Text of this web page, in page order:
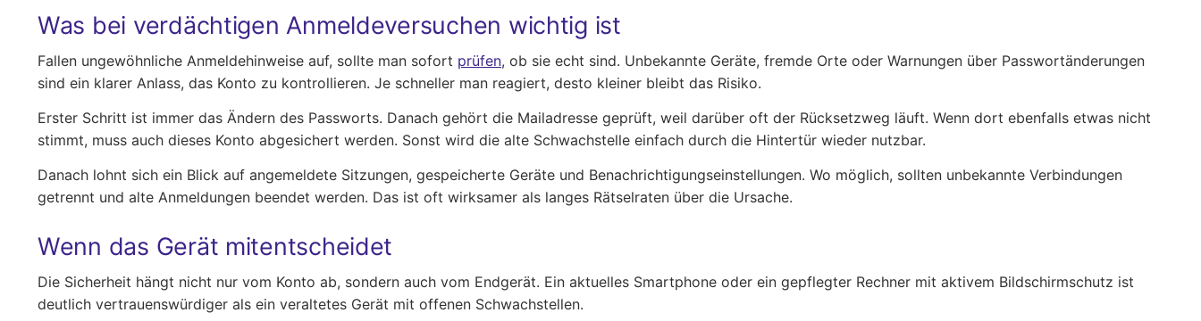
Was bei verdächtigen Anmeldeversuchen wichtig ist
Fallen ungewöhnliche Anmeldehinweise auf, sollte man sofort prüfen, ob sie echt sind. Unbekannte Geräte, fremde Orte oder Warnungen über Passwortänderungen
sind ein klarer Anlass, das Konto zu kontrollieren. Je schneller man reagiert, desto kleiner bleibt das Risiko.
Erster Schritt ist immer das Ändern des Passworts. Danach gehört die Mailadresse geprüft, weil darüber oft der Rücksetzweg läuft. Wenn dort ebenfalls etwas nicht
stimmt, muss auch dieses Konto abgesichert werden. Sonst wird die alte Schwachstelle einfach durch die Hintertür wieder nutzbar.
Danach lohnt sich ein Blick auf angemeldete Sitzungen, gespeicherte Geräte und Benachrichtigungseinstellungen. Wo möglich, sollten unbekannte Verbindungen
getrennt und alte Anmeldungen beendet werden. Das ist oft wirksamer als langes Rätselraten über die Ursache.
Wenn das Gerät mitentscheidet
Die Sicherheit hängt nicht nur vom Konto ab, sondern auch vom Endgerät. Ein aktuelles Smartphone oder ein gepflegter Rechner mit aktivem Bildschirmschutz ist
deutlich vertrauenswürdiger als ein veraltetes Gerät mit offenen Schwachstellen.